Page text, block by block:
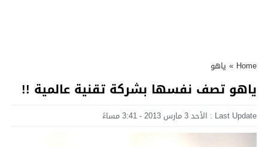
Home
» ياهو
ياهو تصف نفسها بشركة تقنية عالمية !!
Last Update : الأحد 3 مارس 2013 - 3:41 مساءً